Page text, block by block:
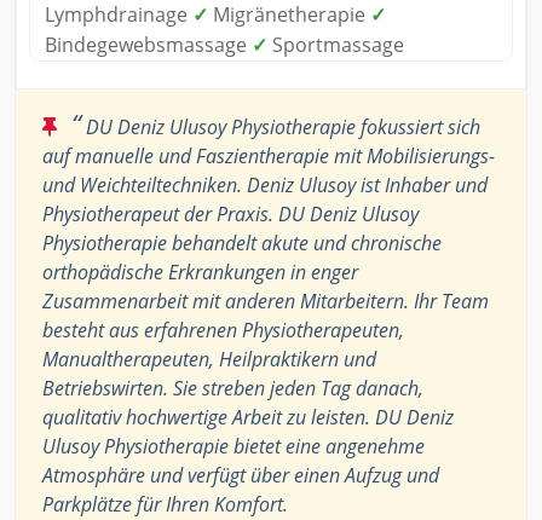
Lymphdrainage ✓ Migränetherapie ✓
Bindegewebsmassage ✓ Sportmassage
“DU Deniz Ulusoy Physiotherapie fokussiert sich
auf manuelle und Faszientherapie mit Mobilisierungs-
und Weichteiltechniken. Deniz Ulusoy ist Inhaber und
Physiotherapeut der Praxis. DU Deniz Ulusoy
Physiotherapie behandelt akute und chronische
orthopädische Erkrankungen in enger
Zusammenarbeit mit anderen Mitarbeitern. Ihr Team
besteht aus erfahrenen Physiotherapeuten,
Manualtherapeuten, Heilpraktikern und
Betriebswirten. Sie streben jeden Tag danach,
qualitativ hochwertige Arbeit zu leisten. DU Deniz
Ulusoy Physiotherapie bietet eine angenehme
Atmosphäre und verfügt über einen Aufzug und
Parkplätze für Ihren Komfort.